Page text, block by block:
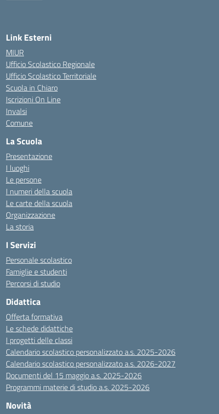
Link Esterni
MIUR
Ufficio Scolastico Regionale
Ufficio Scolastico Territoriale
Scuola in Chiaro
Iscrizioni On Line
Invalsi
Comune
La Scuola
Presentazione
I luoghi
Le persone
I numeri della scuola
Le carte della scuola
Organizzazione
La storia
I Servizi
Personale scolastico
Famiglie e studenti
Percorsi di studio
Didattica
Offerta formativa
Le schede didattiche
I progetti delle classi
Calendario scolastico personalizzato a.s. 2025-2026
Calendario scolastico personalizzato a.s. 2026-2027
Documenti del 15 maggio a.s. 2025-2026
Programmi materie di studio a.s. 2025-2026
Novità